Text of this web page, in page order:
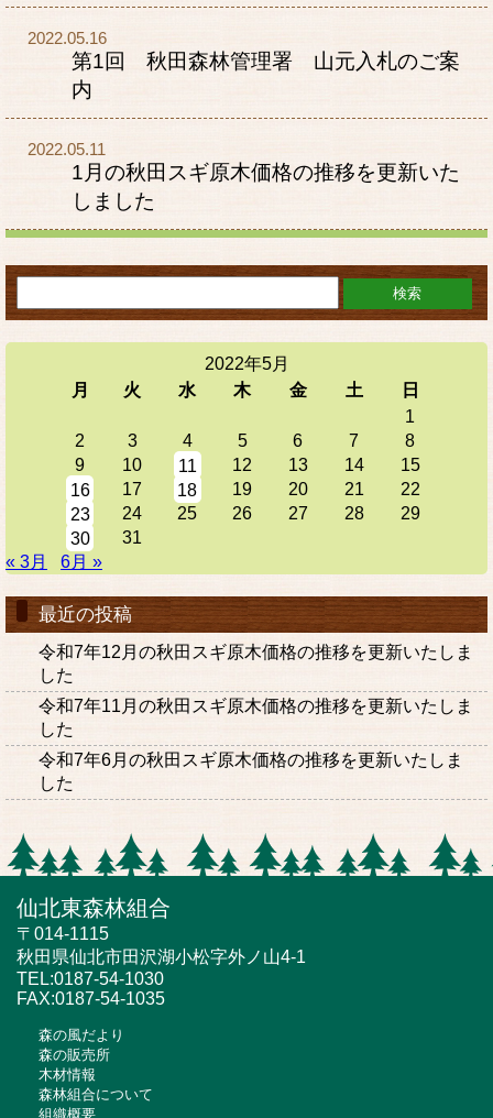
2022.05.16
第1回 秋田森林管理署 山元入札のご案
内
2022.05.11
1月の秋田スギ原木価格の推移を更新いた
しました
2022年5月
月
火 水 木 金 土
日
1
2
3 4 5 6 7
8
9
10 11 12 13 14
15
16
17 18 19 20 21
22
23
24 25 26 27 28
29
30
31
« 3月
6月 »
最近の投稿
令和7年12月の秋田スギ原木価格の推移を更新いたしま
した
令和7年11月の秋田スギ原木価格の推移を更新いたしま
した
令和7年6月の秋田スギ原木価格の推移を更新いたしま
した
仙北東森林組合
〒014-1115
秋田県仙北市田沢湖小松字外ノ山4-1
TEL:0187-54-1030
FAX:0187-54-1035
森の風だより
森の販売所
木材情報
森林組合について
組織概要